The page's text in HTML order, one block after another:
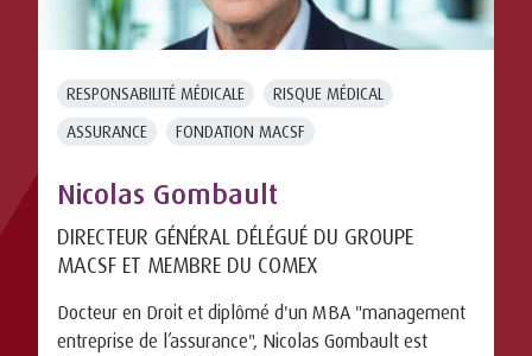
RESPONSABILITÉ MÉDICALE
RISQUE MÉDICAL
ASSURANCE
FONDATION MACSF
Nicolas Gombault
DIRECTEUR GÉNÉRAL DÉLÉGUÉ DU GROUPE
MACSF ET MEMBRE DU COMEX
Docteur en Droit et diplômé d'un MBA "management
entreprise de l’assurance", Nicolas Gombault est